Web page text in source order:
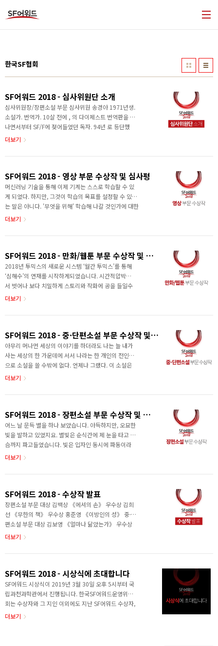
한국SF협회
SF어워드 2018 - 심사위원단 소개
심사위원장/장편소설 부문 심사위원 송경아 1971년생.
소설가. 번역가. 10살 전에 , 의 다이제스트 번역판을 만
나면서부터 SF/F에 젖어들었던 독자. 94년 로 등단했
고, 같은 해 첫 소설집 《성교가 두 인간의 관계에 미치
엮었다. SF와 판타지의 경계를 넘나드는 소설을 쓰고
년 박사과정 수료 후 비정기적으로 문창과 강의를 맡아
SF와 장르문학 강의를 했다. 청소년 소설로도 관심 범위
를 넓혀 2013년 《누나가 사랑했든 내가 사랑했든》을
출간했다. 장편소설 부문 심사위원 고호관 동아사이언
전집', '닥터 블러드머니', '카운트 제로', ..
더보기
SF어워드 2018 - 영상 부문 수상작 및 심사평
머신러닝 기술을 통해 이제 기계는 스스로 학습할 수 있
게 되었다. 하지만, 그것이 학습의 목표를 설정할 수 있다
는 말은 아니다. '무엇을 위해' 학습해 나갈 것인가에 대한
방향을 설정하는 것은 여전히 인간의 몫이다. 그 방향에
갈 것이다. 더 나아가면 우리는 더 이상 인공지능의 방향
능에게 어떤 가치를 심어주어야하는지 고민해야 하는 이
유이다. 초기 단계의 인공지능을 신입사원으로 받은 대기
업 인사팀 직원의 이야기를 통해 이 것을 함께 고민해보
았으면 한다. - 유통사 소개 《오제이티》 심사평 중에서
일이 벌어질 수 있는지 보여준다. 가까운 ..
더보기
SF어워드 2018 - 만화/웹툰 부문 수상작 및 심사평
2018년 투믹스의 새로운 시스템 ‘월간 투믹스’를 통해
‘심해수’의 연재를 시작하게되었습니다. 시간적압박에
서 벗어나 보다 치밀하게 스토리와 작화에 공을 들일수
있는 시스템인지라 저희 또한 주어진 기회에 감사하며
이었는데 1년여의 시간이 지나 이렇게 sf어워드의 최종
은 용기로 도전은 보람으로 바뀌는 것 같습니다. ‘심해
수’는 운석 충돌 이후 해수면이 높아지면서 육지가 사라
진 미래를 배경으로 하고있습니다. 먼 미래 수몰된 지구
에서 심해수와 싸우며 생존해 나가는 보타와 리타 남매
인간다움을 놓치지않는 사람들의 이야기를 하고싶었습
니다. 저희가 상상한 이 가상의 ..
더보기
SF어워드 2018 - 중·단편소설 부문 수상작 및 심사평
아무리 머나먼 세상의 이야기를 하더라도 나는 늘 내가
사는 세상의 한 가운데에 서서 나라는 한 개인의 전인격
으로 소설을 쓸 수밖에 없다. 언제나 그랬다. 이 소설은
2016년 7~8월의 예스컷 광기 속에서 썼다. 구조와 트릭
도저히 소설을 그대로 마무리지을 수 없었다. 나는 거의
없는 비합리를 더욱 절대적인 몰이해성을 가진 인격에 이
입하는 것으로 이해하고자 했다. 나는 당시의 광기를 소
설이라는 형식으로 박제하고자 했으니, 이 사실을 또한
여기에 기록하여 다시 남긴다. 단지 많은 사람들이 스포
히 스포일러를 해도 트릭이 먹히는 것 같다. 쉬운 트..
더보기
SF어워드 2018 - 장편소설 부문 수상작 및 심사평
어느 날 문득 별을 하나 보았습니다. 아득하지만, 오묘한
빛을 발하고 있었지요. 별빛은 순식간에 제 눈을 타고 가
슴까지 파고들었습니다. 빛은 입자인 동시에 파동이라
죠? 아마도 그 때문이었을 겁니다. 유난히 가슴이 울렸
니다. 아니나 다를까 우주를 가로질러 날아온 빛의 스펙
속삭이는 이야기에 빠져들지 않을 수 없었지요. 저는 그
별에 이라는 이름을 붙여주었습니다. 작가는 이야기를
창조하는 자가 아니라 ‘발견’하는 자일지도 모릅니다. 을
쓰는 내내 그런 생각이 들었습니다. 우주에는 무수히 많
발견하듯 이야기를 발견해 쓰는 것이 아닐까 하고요. 어
쩌면 제가..
더보기
SF어워드 2018 - 수상작 발표
장편소설 부문 대상 김백상 《에셔의 손》 우수상 김희
선 《무한의 책》 우수상 홍준영 《이방인의 성》 중·단
편소설 부문 대상 김보영 《얼마나 닮았는가》 우수상
김성일 《라만차의 기사》 우수상 아밀 《로드킬》 우수
노미영 《심해수》 대상 키티콘/김종환 《에이디》 우
제이티: On the Job Training》 우수상 권혁준 《낙
진》 우수상 봉준호 《옥자》 ※ 수상작에 대한 자세한
내용은 다음 링크에서 확인하세요. [SF어워드 2018] -
SF어워드 2018 - 장편소설 부문 수상작 및 심사평 [SF어
작 및 심사평 [SF어워드 2018] ..
더보기
SF어워드 2018 - 시상식에 초대합니다
SF어워드 시상식이 2019년 3월 30일 오후 5시부터 국
립과천과학관에서 진행됩니다. 한국SF어워드운영위원
회는 수상자와 그 지인 이외에도 지난 SF어워드 수상자,
수상작을 펴낸 출판사, 본심에 오른 작가, 후원자, 그리
더보기